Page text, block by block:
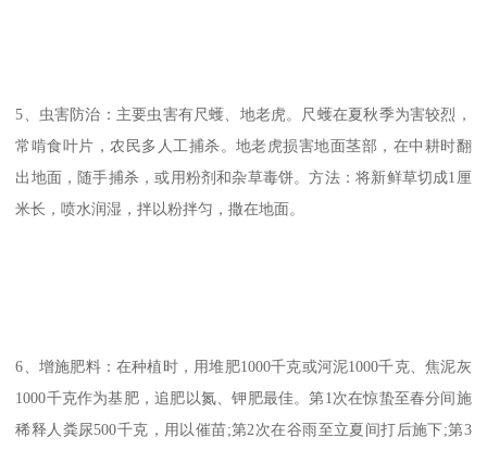
5、虫害防治：主要虫害有尺蠖、地老虎。尺蠖在夏秋季为害较烈，
常啃食叶片，农民多人工捕杀。地老虎损害地面茎部，在中耕时翻
出地面，随手捕杀，或用粉剂和杂草毒饼。方法：将新鲜草切成1厘
米长，喷水润湿，拌以粉拌匀，撒在地面。
6、增施肥料：在种植时，用堆肥1000千克或河泥1000千克、焦泥灰
1000千克作为基肥，追肥以氮、钾肥最佳。第1次在惊蛰至春分间施
稀释人粪尿500千克，用以催苗;第2次在谷雨至立夏间打后施下;第3